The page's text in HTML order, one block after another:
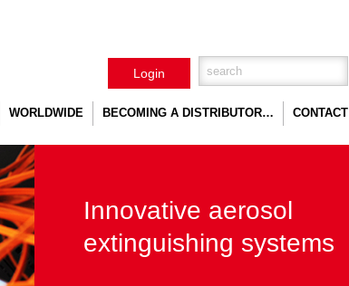
Login
WORLDWIDE
ABOUT US
DISTRIBUTORS
BECOMING A DISTRIBUTOR… CONTACT
Innovative aerosol
extinguishing systems